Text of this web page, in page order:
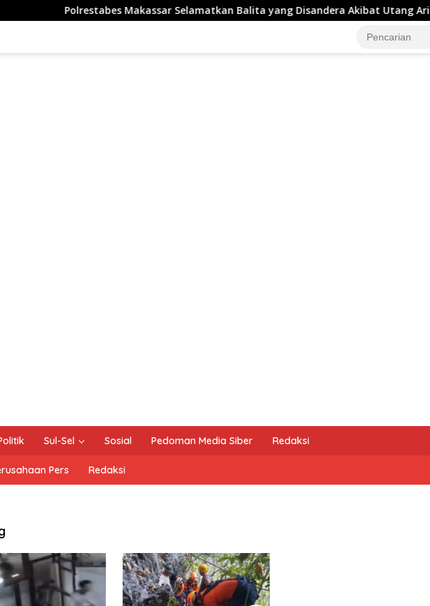
Polrestabes Makassar Selamatkan Balita yang Disandera Akibat Utang Arisan Ibunya
Sul-Sel Sosial Pedoman Media Siber Redaksi
Pers Redaksi